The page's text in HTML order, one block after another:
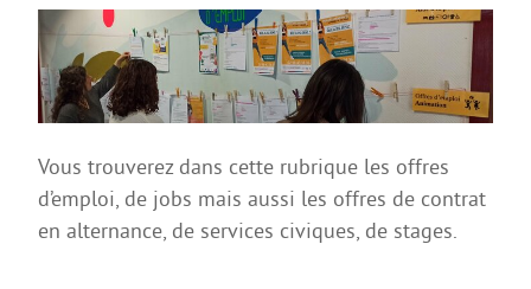
Bourses et aides financières
Se déplacer
Droits du travail
Étranger·es en France
Vous trouverez dans cette rubrique les offres
d’emploi, de jobs mais aussi les offres de contrat
en alternance, de services civiques, de stages.